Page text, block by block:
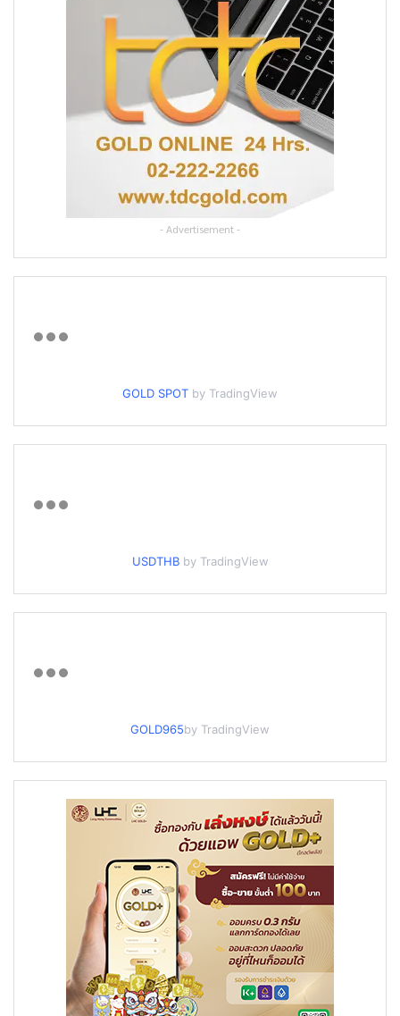
- Advertisement -
GOLD SPOT by TradingView
USDTHB by TradingView
GOLD965by TradingView